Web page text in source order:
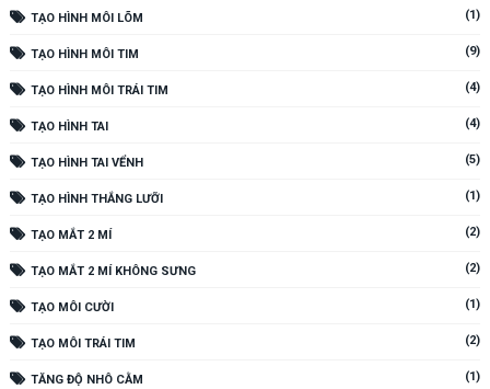
TẠO HÌNH MÔI LÕM (1)
TẠO HÌNH MÔI TIM (9)
TẠO HÌNH MÔI TRÁI TIM (4)
TẠO HÌNH TAI (4)
TẠO HÌNH TAI VỂNH (5)
TẠO HÌNH THẮNG LƯỠI (1)
TẠO MẮT 2 MÍ (2)
TẠO MẮT 2 MÍ KHÔNG SƯNG (2)
TẠO MÔI CƯỜI (1)
TẠO MÔI TRÁI TIM (2)
TĂNG ĐỘ NHÔ CẰM (1)